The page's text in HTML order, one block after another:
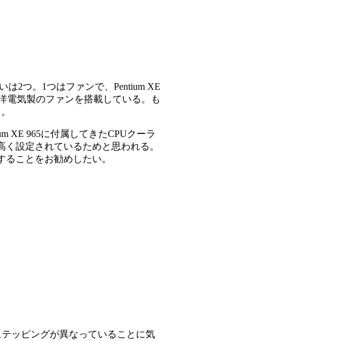
2つ。1つはファンで、Pentium XE
電気製のファンを搭載している。も
XE 965に付属してきたCPUクーラ
設定されているためと思われる。
ことをお勧めしたい。
ッピングが異なっていることに気